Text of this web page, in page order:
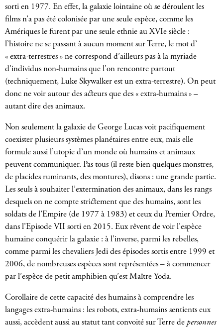
sorti en 1977. En effet, la galaxie lointaine où se déroulent les
films n’a pas été colonisée par une seule espèce, comme les
Amériques le furent par une seule ethnie au XVIe siècle :
l’histoire ne se passant à aucun moment sur Terre, le mot d’
« extra-terrestres » ne correspond d’ailleurs pas à la myriade
d’individus non-humains que l’on rencontre partout
(techniquement, Luke Skywalker est un extra-terrestre). On peut
donc ne voir autour des acteurs que des « extra-humains » –
autant dire des animaux.
Non seulement la galaxie de George Lucas voit pacifiquement
coexister plusieurs systèmes planétaires entre eux, mais elle
formule aussi l’utopie d’un monde où humains et animaux
peuvent communiquer. Pas tous (il reste bien quelques monstres,
de placides ruminants, des montures), disons : une grande partie.
Les seuls à souhaiter l’extermination des animaux, dans les rangs
desquels on ne compte strictement que des humains, sont les
soldats de l’Empire (de 1977 à 1983) et ceux du Premier Ordre,
dans l’Episode VII sorti en 2015. Eux rêvent de voir l’espèce
humaine conquérir la galaxie : à l’inverse, parmi les rebelles,
comme parmi les chevaliers Jedi des épisodes sortis entre 1999 et
2006, de nombreuses espèces sont représentées – à commencer
par l’espèce de petit amphibien qu’est Maître Yoda.
Corollaire de cette capacité des humains à comprendre les
langages extra-humains : les robots, extra-humains sentients eux
aussi, accèdent aussi au statut tant convoité sur Terre de personnes